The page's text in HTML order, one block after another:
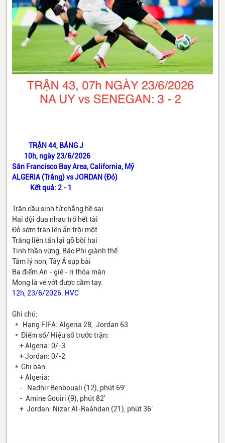
TRẬN 44, BẢNG J
10h, ngày 23/6/2026
Sân Francisco Bay Area, California, Mỹ
ALGERIA (Trắng) vs JORDAN (Đỏ)
Kết quả: 2 - 1
Trận cầu sinh tử chẳng hề sai
Hai đội đua nhau trổ hết tài
Đỏ sớm tràn lên ăn trội một
Trắng liền tấn lại gỡ bồi hai
Tinh thần vững, Bắc Phi giành thế
Tâm lý non, Tây Á sụp bài
Ba điểm An - giê - ri thỏa mãn
Mong là vé vớt được cầm tay.
12h, 23/6/2026. HVC
Ghi chú:
* Hạng FIFA: Algeria 28, Jordan 63
* Điểm số/ Hiệu số trước trận:
+ Algeria: 0/-3
+ Jordan: 0/-2
* Ghi bàn:
+ Algeria:
- Nadhir Benbouali (12), phút 69’
- Amine Gouiri (9), phút 82’
+ Jordan: Nizar Al-Raáhdan (21), phút 36’